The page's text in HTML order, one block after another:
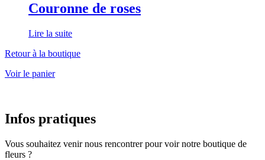
Couronne de roses
Lire la suite
Retour à la boutique
Voir le panier
Infos pratiques
Vous souhaitez venir nous rencontrer pour voir notre boutique de
fleurs ?